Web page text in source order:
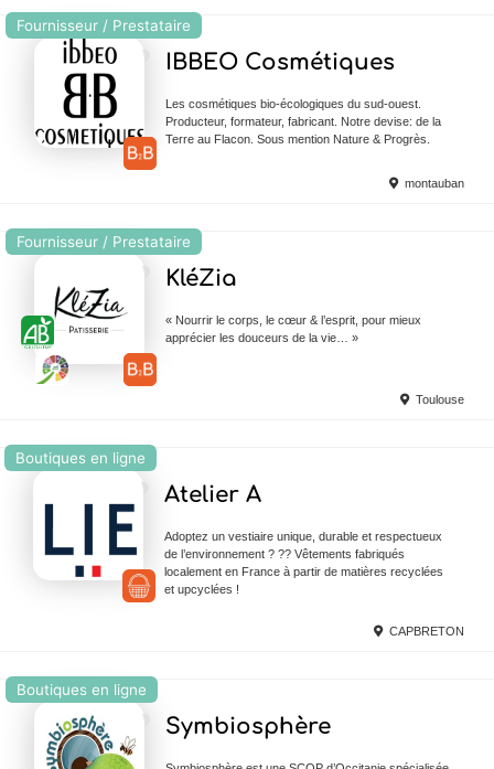
Fournisseur / Prestataire
IBBEO Cosmétiques
Les cosmétiques bio-écologiques du sud-ouest.
Producteur, formateur, fabricant. Notre devise: de la
Terre au Flacon. Sous mention Nature & Progrès.
montauban
Fournisseur / Prestataire
KléZia
« Nourrir le corps, le cœur & l’esprit, pour mieux
apprécier les douceurs de la vie… »
Toulouse
Boutiques en ligne
Atelier A
Adoptez un vestiaire unique, durable et respectueux
de l’environnement ? ?? Vêtements fabriqués
localement en France à partir de matières recyclées
et upcyclées !
CAPBRETON
Boutiques en ligne
Symbiosphère